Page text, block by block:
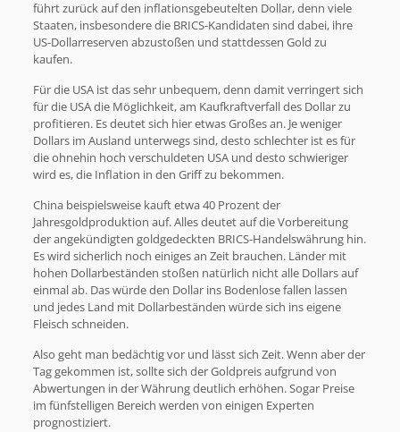
führt zurück auf den inflationsgebeutelten Dollar, denn viele
Staaten, insbesondere die BRICS-Kandidaten sind dabei, ihre
US-Dollarreserven abzustoßen und stattdessen Gold zu
kaufen.
Für die USA ist das sehr unbequem, denn damit verringert sich
für die USA die Möglichkeit, am Kaufkraftverfall des Dollar zu
profitieren. Es deutet sich hier etwas Großes an. Je weniger
Dollars im Ausland unterwegs sind, desto schlechter ist es für
die ohnehin hoch verschuldeten USA und desto schwieriger
wird es, die Inflation in den Griff zu bekommen.
China beispielsweise kauft etwa 40 Prozent der
Jahresgoldproduktion auf. Alles deutet auf die Vorbereitung
der angekündigten goldgedeckten BRICS-Handelswährung hin.
Es wird sicherlich noch einiges an Zeit brauchen. Länder mit
hohen Dollarbeständen stoßen natürlich nicht alle Dollars auf
einmal ab. Das würde den Dollar ins Bodenlose fallen lassen
und jedes Land mit Dollarbeständen würde sich ins eigene
Fleisch schneiden.
Also geht man bedächtig vor und lässt sich Zeit. Wenn aber der
Tag gekommen ist, sollte sich der Goldpreis aufgrund von
Abwertungen in der Währung deutlich erhöhen. Sogar Preise
im fünfstelligen Bereich werden von einigen Experten
prognostiziert.